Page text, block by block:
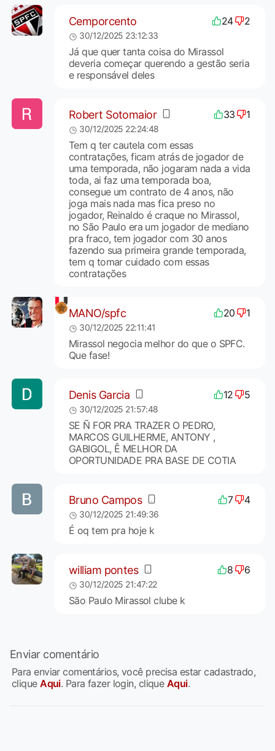
Cemporcento 24 2
30/12/2025 23:12:33
Já que quer tanta coisa do Mirassol
deveria começar querendo a gestão seria
e responsável deles
Robert Sotomaior 33 1
30/12/2025 22:24:48
Tem q ter cautela com essas
contratações, ficam atrás de jogador de
uma temporada, não jogaram nada a vida
toda, ai faz uma temporada boa,
consegue um contrato de 4 anos, não
joga mais nada mas fica preso no
jogador, Reinaldo é craque no Mirassol,
no São Paulo era um jogador de mediano
pra fraco, tem jogador com 30 anos
fazendo sua primeira grande temporada,
tem q tomar cuidado com essas
contratações
MANO/spfc 20 1
30/12/2025 22:11:41
Mirassol negocia melhor do que o SPFC.
Que fase!
Denis Garcia 12 5
30/12/2025 21:57:48
SE Ñ FOR PRA TRAZER O PEDRO,
MARCOS GUILHERME, ANTONY ,
GABIGOL, Ê MELHOR DA
OPORTUNIDADE PRA BASE DE COTIA
Bruno Campos 7 4
30/12/2025 21:49:36
É oq tem pra hoje k
william pontes 8 6
30/12/2025 21:47:22
São Paulo Mirassol clube k
Enviar comentário
Para enviar comentários, você precisa estar cadastrado,
cliqueAqui. Para fazer login, clique Aqui.